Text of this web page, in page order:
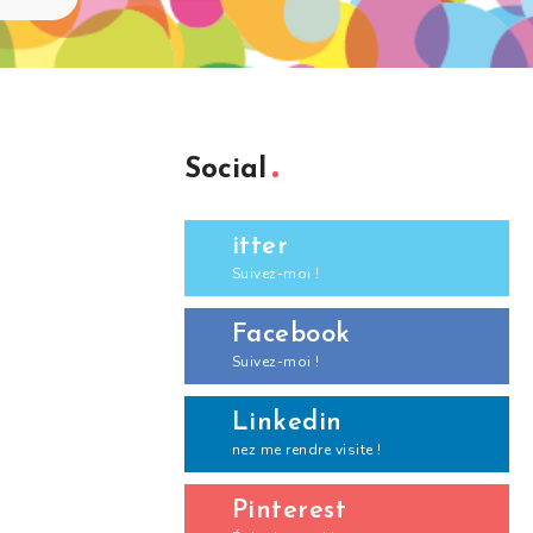
Social
itter
Suivez-moi !
Facebook
Suivez-moi !
Linkedin
nez me rendre visite !
Pinterest